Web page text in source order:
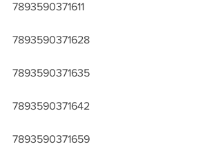
7893590371611
7893590371628
7893590371635
7893590371642
7893590371659